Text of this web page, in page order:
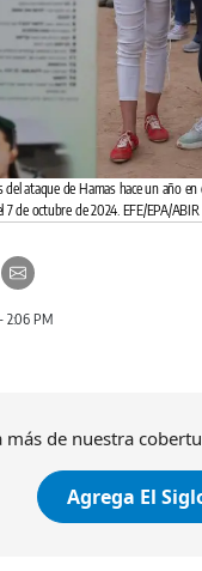
del ataque de Hamas hace un año
7 de octubre de 2024. EFE/EPA/ABIR
2:06 PM
más de nuestra
Agrega El